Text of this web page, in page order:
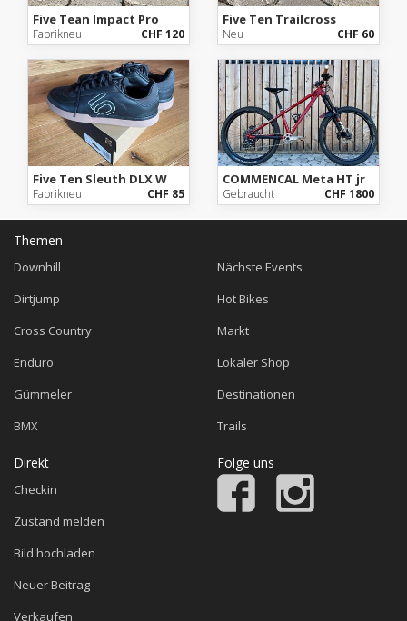
Five Tean Impact Pro
Fabrikneu CHF 120
Five Ten Trailcross
Neu CHF 60
Five Ten Sleuth DLX W
Fabrikneu CHF 85
COMMENCAL Meta HT jr
Gebraucht CHF 1800
Themen
Downhill
Dirtjump
Cross Country
Enduro
Gümmeler
BMX
Nächste Events
Hot Bikes
Markt
Lokaler Shop
Destinationen
Trails
Direkt
Checkin
Zustand melden
Bild hochladen
Neuer Beitrag
Verkaufen
Folge uns